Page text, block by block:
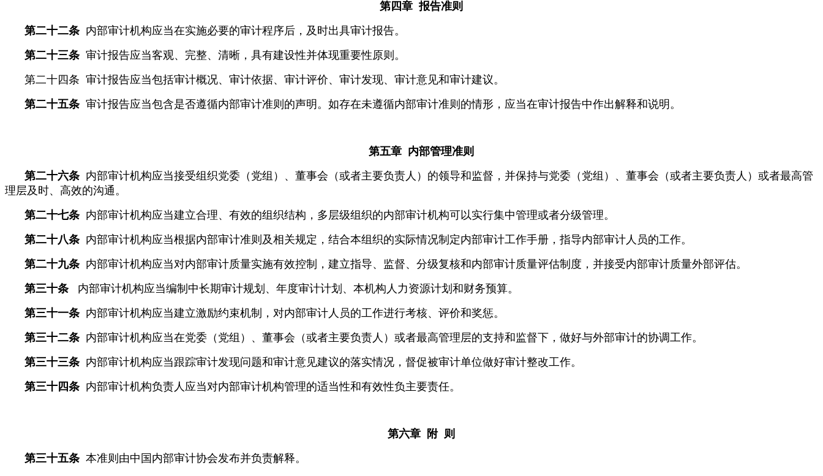
第四章 报告准则
第二十二条 内部审计机构应当在实施必要的审计程序后，及时出具审计报告。
第二十三条 审计报告应当客观、完整、清晰，具有建设性并体现重要性原则。
第二十四条 审计报告应当包括审计概况、审计依据、审计评价、审计发现、审计意见和审计建议。
第二十五条 审计报告应当包含是否遵循内部审计准则的声明。如存在未遵循内部审计准则的情形，应当在审计报告中作出解释和说明。
第五章 内部管理准则
第二十六条 内部审计机构应当接受组织党委（党组）、董事会（或者主要负责人）的领导和监督，并保持与党委（党组）、董事会（或者主要负责人）或者最高管
理层及时、高效的沟通。
第二十七条 内部审计机构应当建立合理、有效的组织结构，多层级组织的内部审计机构可以实行集中管理或者分级管理。
第二十八条 内部审计机构应当根据内部审计准则及相关规定，结合本组织的实际情况制定内部审计工作手册，指导内部审计人员的工作。
第二十九条 内部审计机构应当对内部审计质量实施有效控制，建立指导、监督、分级复核和内部审计质量评估制度，并接受内部审计质量外部评估。
第三十条 内部审计机构应当编制中长期审计规划、年度审计计划、本机构人力资源计划和财务预算。
第三十一条 内部审计机构应当建立激励约束机制，对内部审计人员的工作进行考核、评价和奖惩。
第三十二条 内部审计机构应当在党委（党组）、董事会（或者主要负责人）或者最高管理层的支持和监督下，做好与外部审计的协调工作。
第三十三条 内部审计机构应当跟踪审计发现问题和审计意见建议的落实情况，督促被审计单位做好审计整改工作。
第三十四条 内部审计机构负责人应当对内部审计机构管理的适当性和有效性负主要责任。
第六章 附 则
第三十五条 本准则由中国内部审计协会发布并负责解释。